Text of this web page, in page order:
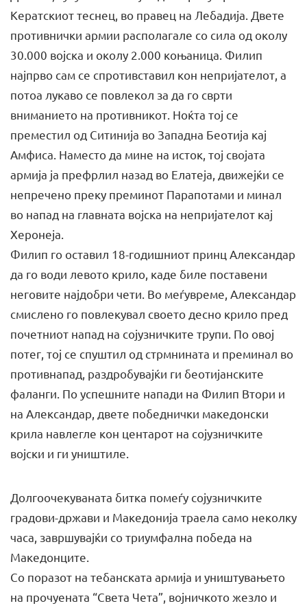
Кератскиот теснец, во правец на Лебадија. Двете
противнички армии располагале со сила од околу
30.000 војска и околу 2.000 коњаница. Филип
најпрво сам се спротивставил кон непријателот, а
потоа лукаво се повлекол за да го сврти
вниманието на противникот. Ноќта тој се
преместил од Ситинија во Западна Беотија кај
Амфиса. Наместо да мине на исток, тој својата
армија ја префрлил назад во Елатеја, движејќи се
непречено преку преминот Парапотами и минал
во напад на главната војска на непријателот кај
Херонеја.
Филип го оставил 18-годишниот принц Александар
да го води левото крило, каде биле поставени
неговите најдобри чети. Во меѓувреме, Александар
смислено го повлекувал своето десно крило пред
почетниот напад на сојузничките трупи. По овој
потег, тој се спуштил од стрмнината и преминал во
противнапад, раздробувајќи ги беотијанските
фаланги. По успешните напади на Филип Втори и
на Александар, двете победнички македонски
крила навлегле кон центарот на сојузничките
војски и ги уништиле.
Долгоочекуваната битка помеѓу сојузничките
градови-држави и Македонија траела само неколку
часа, завршувајќи со триумфална победа на
Македонците.
Со поразот на тебанската армија и уништувањето
на прочуената “Света Чета”, војничкото жезло и